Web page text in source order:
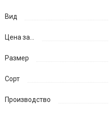
Вид
Цена за...
Размер
Сорт
Производство